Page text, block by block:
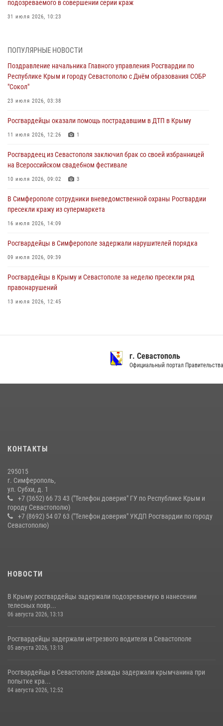
подозреваемого в совершении серии краж
31 июля 2026, 10:23
объекте в Севастополе
Росгвардейцы Севастополя пресекли противоправные действия на
охраняемом объекте
29 июля 2026, 12:34
Росгвардейцы Крыма и Севастополя отметили День Крещения Руси
28 июля 2026, 14:18
В Симферополе сотрудники Росгвардии задержали подозреваемого
в краже из гипермаркета
24 июля 2026, 12:21
ПОПУЛЯРНЫЕ НОВОСТИ
Поздравление начальника Главного управления Росгвардии по
Республике Крым и городу Севастополю с Днём образования СОБР
"Сокол"
23 июля 2026, 03:38
Росгвардейцы оказали помощь пострадавшим в ДТП в Крыму
11 июля 2026, 12:26 1
Росгвардеец из Севастополя заключил брак со своей избранницей
на Всероссийском свадебном фестивале
10 июля 2026, 09:02 3
В Симферополе сотрудники вневедомственной охраны Росгвардии
пресекли кражу из супермаркета
16 июля 2026, 14:09
Росгвардейцы в Симферополе задержали нарушителей порядка
09 июля 2026, 09:39
Росгвардейцы в Крыму и Севастополе за неделю пресекли ряд
правонарушений
13 июля 2026, 12:45
21 июля 2026, 13:18
Росгвардия в Крыму и Севастополе задержала ряд
краже из супермаркета
10 июля 2026, 15:10
Официальный портал Правительства
КОНТАКТЫ
295015
г. Симферополь,
ул. Субхи, д. 1
+7 (3652) 66 73 43 ("Телефон доверия" ГУ по Республике Крым и
городу Севастополю)
+7 (8692) 54 07 63 ("Телефон доверия" УКДП Росгвардии по городу
Севастополю)
НОВОСТИ
В Крыму росгвардейцы задержали подозреваемую в нанесении
телесных повр...
06 августа 2026, 13:13
Росгвардейцы задержали нетрезвого водителя в Севастополе
05 августа 2026, 13:13
Росгвардейцы в Севастополе дважды задержали крымчанина при
попытке кра...
04 августа 2026, 12:52